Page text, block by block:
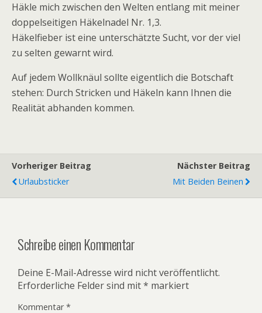
Häkle mich zwischen den Welten entlang mit meiner
doppelseitigen Häkelnadel Nr. 1,3.
Häkelfieber ist eine unterschätzte Sucht, vor der viel
zu selten gewarnt wird.
Auf jedem Wollknäul sollte eigentlich die Botschaft
stehen: Durch Stricken und Häkeln kann Ihnen die
Realität abhanden kommen.
Vorheriger Beitrag
Urlaubsticker
Nächster Beitrag
Mit Beiden Beinen
Schreibe einen Kommentar
Deine E-Mail-Adresse wird nicht veröffentlicht.
Erforderliche Felder sind mit* markiert
Kommentar*